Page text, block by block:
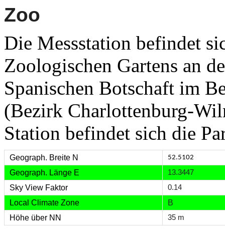
Zoo
Die Messstation befindet
Zoologischen Gartens an
Spanischen Botschaft im
(Bezirk Charlottenburg-
Station befindet sich die
Geograph. Breite N 52.5102
Geograph. Länge E 13.3447
Sky View Faktor 0.14
Local Climate Zone
B
Höhe über NN
35 m